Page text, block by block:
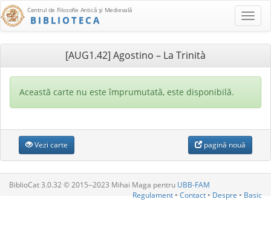
Centrul de Filosofie Antică şi Medievală
BIBLIOTECA
[AUG1.42] Agostino – La Trinità
Această carte nu este împrumutată, este disponibilă.
Vezi carte pagină nouă
BiblioCat 3.0.32 © 2015‒2023 Mihai Maga pentru UBB-FAM
Regulament • Contact • Despre • Basic